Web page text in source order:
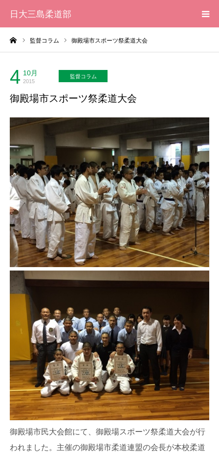
日大三島柔道部
監督コラム 御殿場市スポーツ祭柔道大会
4 10月
2015
監督コラム
御殿場市スポーツ祭柔道大会
御殿場市民大会館にて、御殿場スポーツ祭柔道大会が行
われました。主催の御殿場市柔道連盟の会長が本校柔道
HOME
柔道部 紹介
ブログ
大会記録
写真集
応援メッセージ一覧